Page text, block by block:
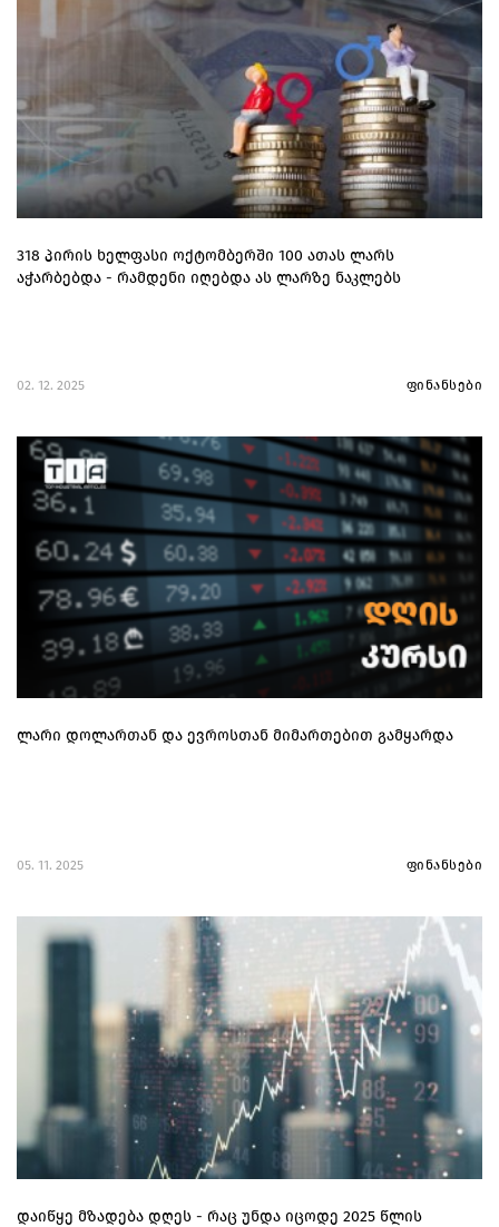
318 პირის ხელფასი ოქტომბერში 100 ათას ლარს
აჭარბებდა - რამდენი იღებდა ას ლარზე ნაკლებს
02. 12. 2025 ფინანსები
ლარი დოლართან და ევროსთან მიმართებით გამყარდა
05. 11. 2025 ფინანსები
დაიწყე მზადება დღეს - რაც უნდა იცოდე 2025 წლის